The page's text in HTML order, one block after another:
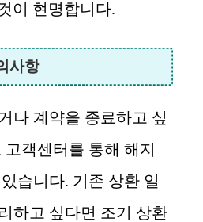
이 현명합니다.
사항
나 계약을 종료하고 싶
객센터를 통해 해지
습니다. 기존 상환 일
하고 싶다면 조기 상환